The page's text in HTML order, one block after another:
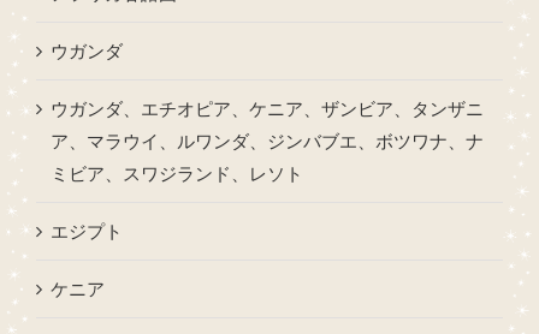
ウガンダ
ウガンダ、エチオピア、ケニア、ザンビア、タンザニ
ア、マラウイ、ルワンダ、ジンバブエ、ボツワナ、ナ
ミビア、スワジランド、レソト
エジプト
ケニア